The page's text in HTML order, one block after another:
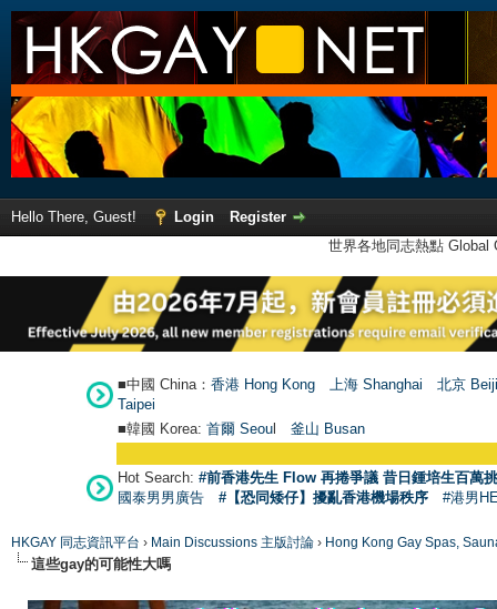
Hello There, Guest! Login
Register
世界各地同志熱點
■中國 China： 香港 Hong Kong 上海 Shanghai
北京
Taipei
■韓國 Korea: 首爾 Seoul 釜山 Busan
Hot Search: #前香港先生 Flow 再捲爭議 昔日鍾培生百萬
國泰男男廣告
#【恐同矮仔】擾亂香港機場秩序 #港男
HKGAY 同志資訊平台 › Main Discussions 主版討論 › Hong Kong Gay Spas,
這些gay的可能性大嗎